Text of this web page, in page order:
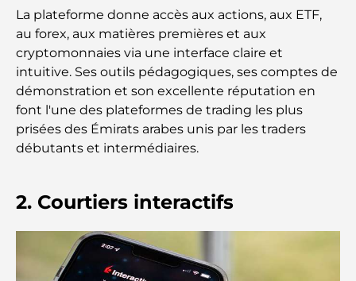
Cafés à Business Bay : l’alliance parfaite du café et
de la convivialité
Restaurants étoilés Michelin à Dubaï : un circuit
gastronomique inoubliable
Découverte des restaurants de Jumeirah Golf
Dubai Horse Racing: Where Tradition Meets
Cafés à Palm Jumeirah : Guide des meilleurs cafés
et lieux de vie de l’île
La plateforme donne accès aux actions, aux ETF,
au forex, aux matières premières et aux
cryptomonnaies via une interface claire et
intuitive. Ses outils pédagogiques, ses comptes de
démonstration et son excellente réputation en
font l'une des plateformes de trading les plus
prisées des Émirats arabes unis par les traders
débutants et intermédiaires.
2. Courtiers interactifs